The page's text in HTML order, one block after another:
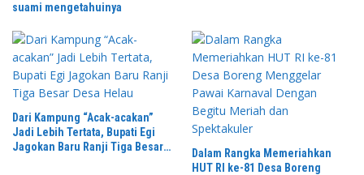
suami mengetahuinya
Dari Kampung “Acak-acakan”
Jadi Lebih Tertata, Bupati Egi
Jagokan Baru Ranji Tiga Besar
Dalam Rangka Memeriahkan
HUT RI ke-81 Desa Boreng